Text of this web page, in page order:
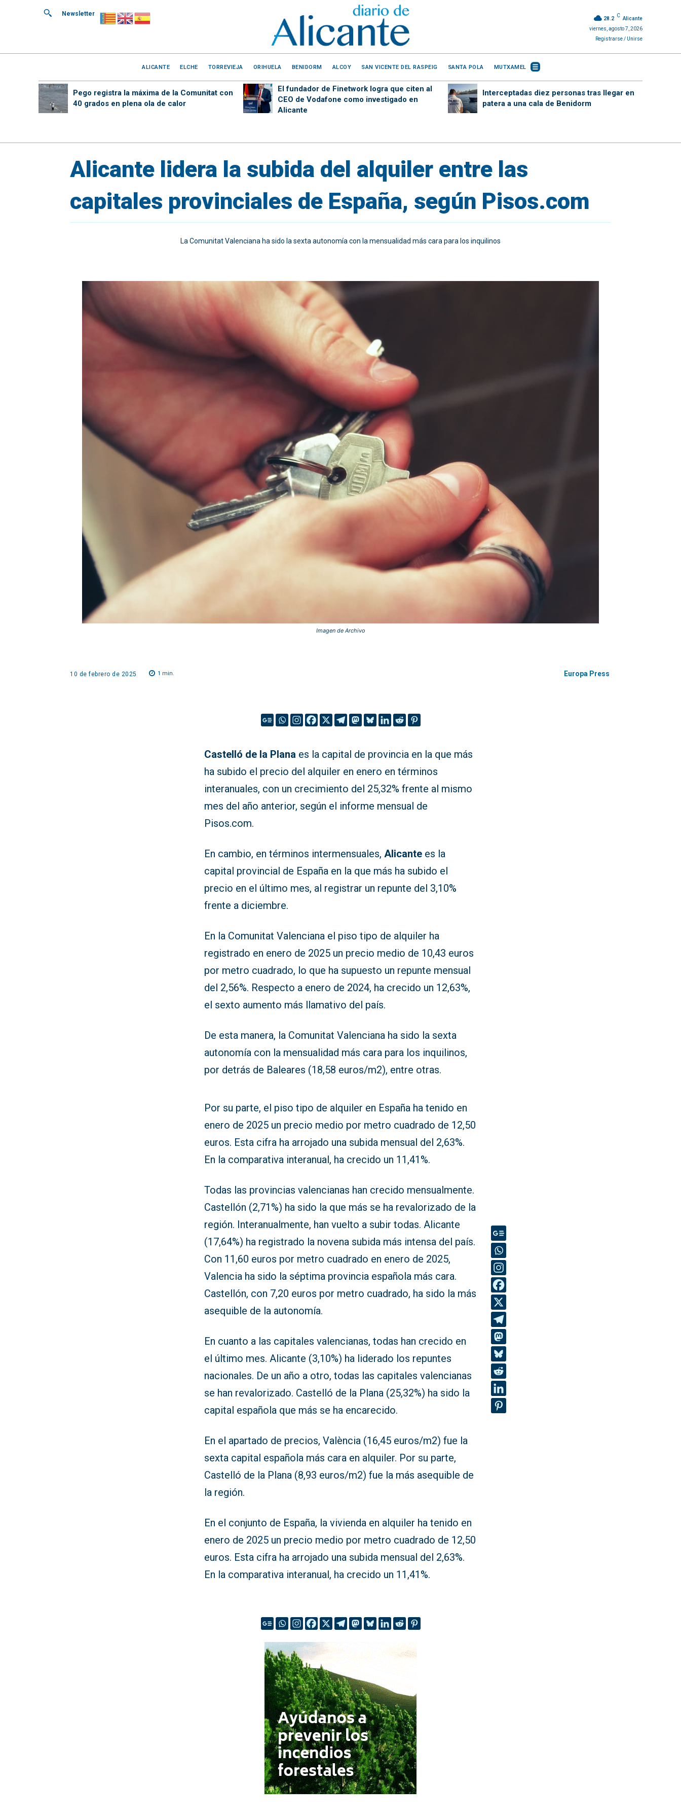
Newsletter
28.2
C
Alicante
viernes, agosto 7, 2026
Registrarse / Unirse
ALICANTE ELCHE TORREVIEJA ORIHUELA BENIDORM ALCOY SAN VICENTE DEL RASPEIG SANTA POLA MUTXAMEL
Pego registra la máxima de la Comunitat con
40 grados en plena ola de calor
El fundador de Finetwork logra que citen al
CEO de Vodafone como investigado en
Alicante
Interceptadas diez personas tras llegar en
patera a una cala de Benidorm
Alicante lidera la subida del alquiler entre las
capitales provinciales de España, según Pisos.com
La Comunitat Valenciana ha sido la sexta autonomía con la mensualidad más cara para los inquilinos
Imagen de Archivo
10 de febrero de 2025 1 min. Europa Press
Castelló de la Plana es la capital de provincia en la que más
ha subido el precio del alquiler en enero en términos
interanuales, con un crecimiento del 25,32% frente al mismo
mes del año anterior, según el informe mensual de
Pisos.com.
En cambio, en términos intermensuales,Alicante es la
capital provincial de España en la que más ha subido el
precio en el último mes, al registrar un repunte del 3,10%
frente a diciembre.
En la Comunitat Valenciana el piso tipo de alquiler ha
registrado en enero de 2025 un precio medio de 10,43 euros
por metro cuadrado, lo que ha supuesto un repunte mensual
del 2,56%. Respecto a enero de 2024, ha crecido un 12,63%,
el sexto aumento más llamativo del país.
De esta manera, la Comunitat Valenciana ha sido la sexta
autonomía con la mensualidad más cara para los inquilinos,
por detrás de Baleares (18,58 euros/m2), entre otras.
Por su parte, el piso tipo de alquiler en España ha tenido en
enero de 2025 un precio medio por metro cuadrado de 12,50
euros. Esta cifra ha arrojado una subida mensual del 2,63%.
En la comparativa interanual, ha crecido un 11,41%.
Todas las provincias valencianas han crecido mensualmente.
Castellón (2,71%) ha sido la que más se ha revalorizado de la
región. Interanualmente, han vuelto a subir todas. Alicante
(17,64%) ha registrado la novena subida más intensa del país.
Con 11,60 euros por metro cuadrado en enero de 2025,
Valencia ha sido la séptima provincia española más cara.
Castellón, con 7,20 euros por metro cuadrado, ha sido la más
asequible de la autonomía.
En cuanto a las capitales valencianas, todas han crecido en
el último mes. Alicante (3,10%) ha liderado los repuntes
nacionales. De un año a otro, todas las capitales valencianas
se han revalorizado. Castelló de la Plana (25,32%) ha sido la
capital española que más se ha encarecido.
En el apartado de precios, València (16,45 euros/m2) fue la
sexta capital española más cara en alquiler. Por su parte,
Castelló de la Plana (8,93 euros/m2) fue la más asequible de
la región.
En el conjunto de España, la vivienda en alquiler ha tenido en
enero de 2025 un precio medio por metro cuadrado de 12,50
euros. Esta cifra ha arrojado una subida mensual del 2,63%.
En la comparativa interanual, ha crecido un 11,41%.